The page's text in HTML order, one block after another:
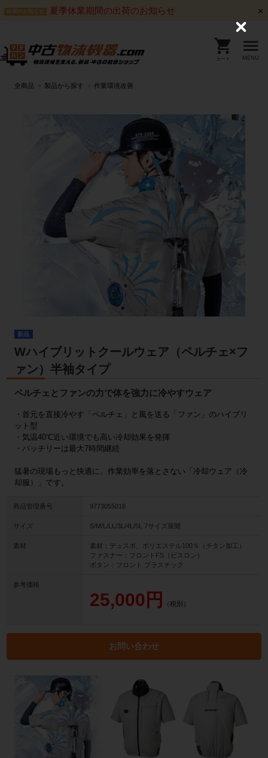
出荷のお知らせ 夏季休業期間の出荷のお知らせ
カート MENU
全商品 製品から探す 作業環境改善
新品
Wハイブリットクールウェア（ペルチェ×フ
ァン）半袖タイプ
ペルチェとファンの力で体を強力に冷やすウェア
・首元を直接冷やす「ペルチェ」と風を送る「ファン」のハイブリ
ット型
・気温40℃近い環境でも高い冷却効果を発揮
・バッチリーは最大7時間継続
猛暑の現場もっと快適に。作業効率を落とさない「冷却ウェア（冷
却服）」です。
商品管理番号 9773055018
サイズ S/M/L/LL/3L/4L/5L 7サイズ展開
素材
素材：デュスポ、ポリエステル100％（チタン加工）
ファスナー：フロントFS（ビスロン）
ボタン：フロント プラスチック
参考価格
25,000円 （税別）
お問い合わせ
C
o
s